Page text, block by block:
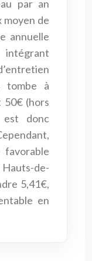
par an
moyen de
annuelle
tombe à
50€ (hors
est donc
Hauts-de-
5,41€,
en